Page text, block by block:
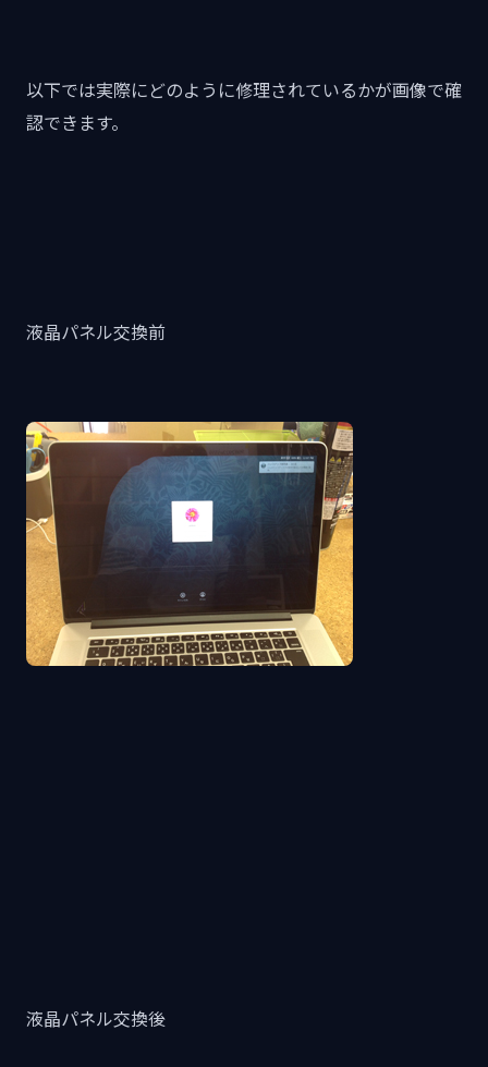
以下では実際にどのように修理されているかが画像で確
認できます。
液晶パネル交換前
液晶パネル交換後